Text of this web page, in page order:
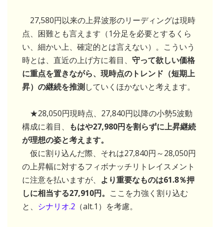
27,580円以来の上昇波形のリーディングは現時
点、困難とも言えます（1分足を必要とするくら
い、細かい上、確定的とは言えない）。こういう
時とは、直近の上げ方に着目、 守って欲しい価格
に重点を置きながら、現時点のトレンド（短期上
昇）の継続を推測していくほかないと考えます。
★28,050円現時点、27,840円以降の小勢5波動
構成に着目、
もはや27,980円を割らずに上昇継続
が理想の姿と考えます。
仮に割り込んだ際、それは27,840円～28,050円
の上昇幅に対するフィボナッチリトレイスメント
に注意を払いますが、 より重要なものは61.8％押
しに相当する27,910円。 ここを力強く割り込む
と、 シナリオ.2 （alt.1）を考慮。